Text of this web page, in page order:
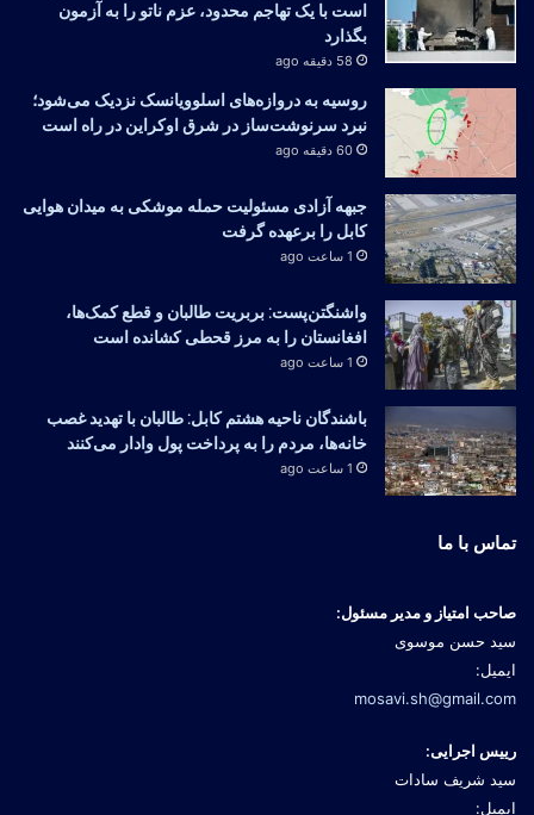
است با یک تهاجم محدود، عزم ناتو را به آزمون
بگذارد
58 دقیقه ago
روسیه به دروازه‌های اسلوویانسک نزدیک می‌شود؛
نبرد سرنوشت‌ساز در شرق اوکراین در راه است
60 دقیقه ago
جبهه آزادی مسئولیت حمله موشکی به میدان هوایی
کابل را برعهده گرفت
1 ساعت ago
واشنگتن‌پست: بربریت طالبان و قطع کمک‌ها،
افغانستان را به مرز قحطی کشانده است
1 ساعت ago
باشندگان ناحیه هشتم کابل: طالبان با تهدید غصب
خانه‌ها، مردم را به پرداخت پول وادار می‌کنند
1 ساعت ago
تماس با ما
صاحب امتیاز و مدیر مسئول:
سید حسن موسوی
ایمیل:
mosavi.sh@gmail.com
رییس اجرایی:
سید شریف سادات
ایمیل: